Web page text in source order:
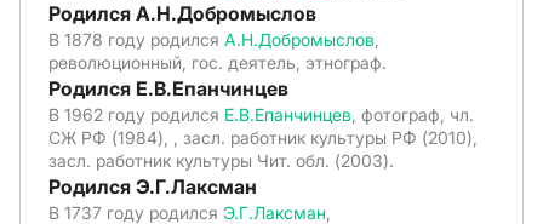
Родился А.Н.Добромыслов
В 1878 году родился А.Н.Добромыслов
революционный, гос. деятель, этнограф.
Родился Е.В.Епанчинцев
В 1962 году родился Е.В.Епанчинцев , фотограф, чл.
СЖ РФ (1984), , засл. работник культуры РФ (2010),
засл. работник культуры Чит. обл. (2003).
Родился Э.Г.Лаксман
В 1737 году родился Э.Г.Лаксман